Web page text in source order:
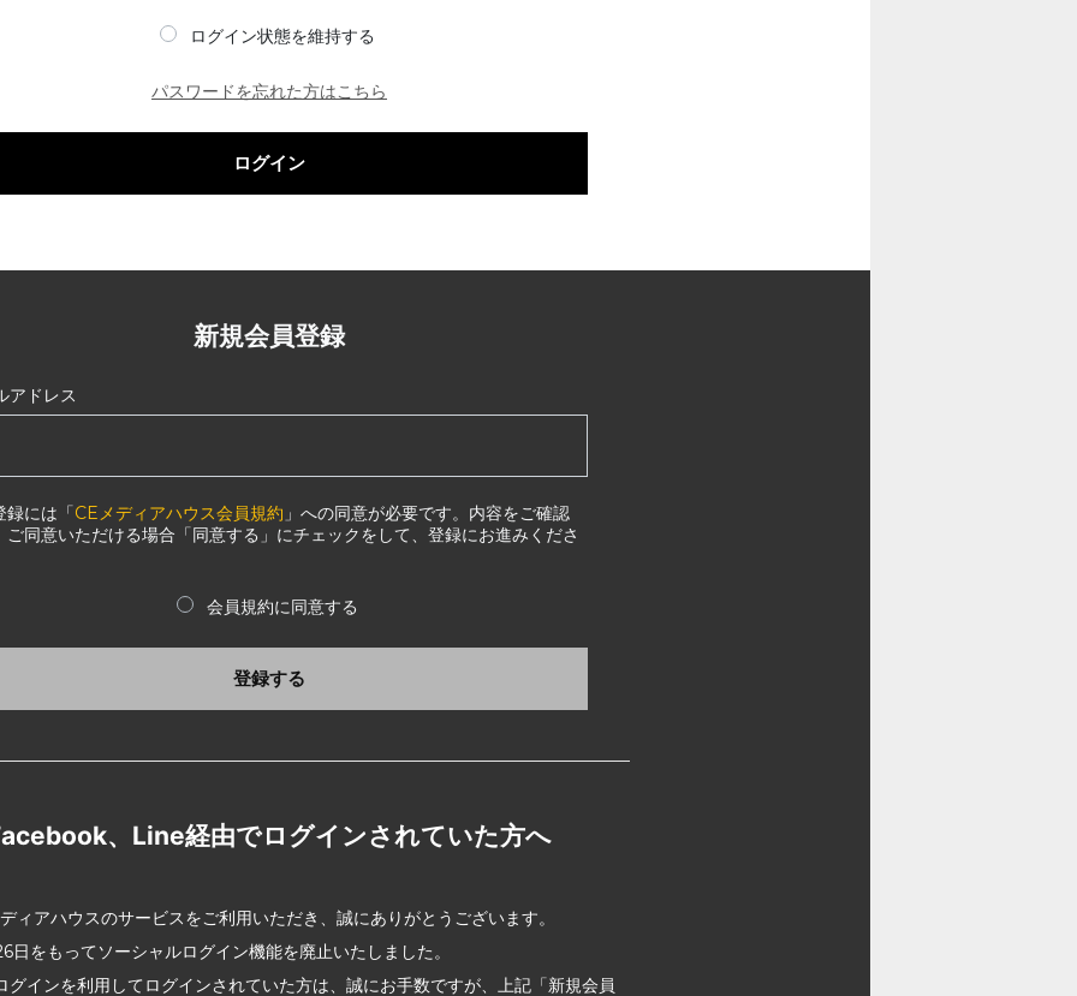
ログイン状態を維持する
パスワードを忘れた方はこちら
ログイン
新規会員登録
アドレス
録には「CEメディアハウス会員規約 」への同意が必要です。内容をご確認
ご同意いただける場合「同意する」にチェックをして、登録にお進みくださ
会員規約に同意する
登録する
、Line経由でログインされていた方へ
ィアハウスのサービスをご利用いただき、誠にありがとうございます。
日をもってソーシャルログイン機能を廃止いたしました。
グインを利用してログインされていた方は、誠にお手数ですが、上記「新規会員